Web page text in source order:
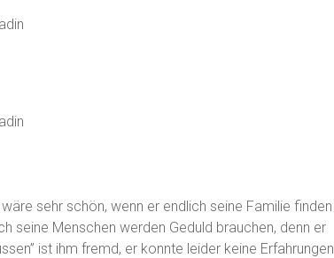
sehr schön, wenn er endlich seine Familie finden
seine Menschen werden Geduld brauchen, denn er
ist ihm fremd, er konnte leider keine Erfahrungen